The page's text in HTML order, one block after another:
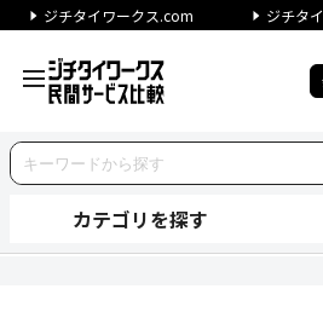
ジチタイワークス.com ジチタ
カテゴリを探す